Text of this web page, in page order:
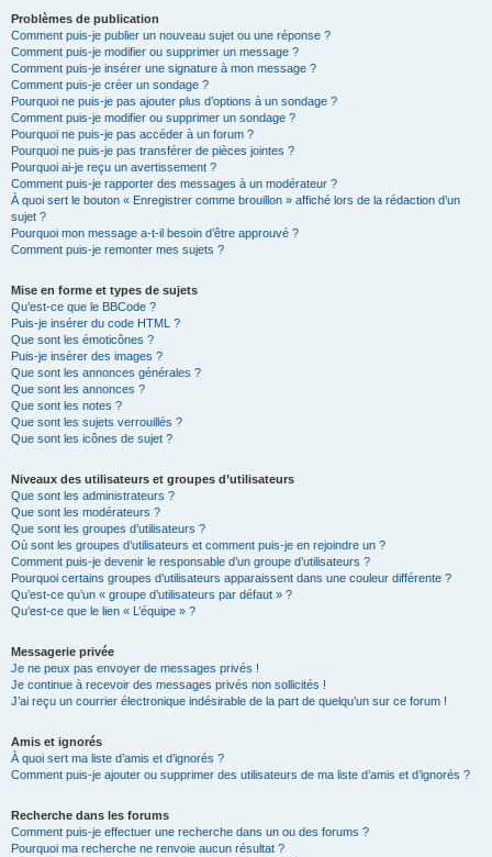
Problèmes de publication
Comment puis-je publier un nouveau sujet ou une réponse ?
Comment puis-je modifier ou supprimer un message ?
Comment puis-je insérer une signature à mon message ?
Comment puis-je créer un sondage ?
Pourquoi ne puis-je pas ajouter plus d’options à un sondage ?
Comment puis-je modifier ou supprimer un sondage ?
Pourquoi ne puis-je pas accéder à un forum ?
Pourquoi ne puis-je pas transférer de pièces jointes ?
Pourquoi ai-je reçu un avertissement ?
Comment puis-je rapporter des messages à un modérateur ?
À quoi sert le bouton « Enregistrer comme brouillon » affiché lors de la rédaction d’un
sujet ?
Pourquoi mon message a-t-il besoin d’être approuvé ?
Comment puis-je remonter mes sujets ?
Mise en forme et types de sujets
Qu’est-ce que le BBCode ?
Puis-je insérer du code HTML ?
Que sont les émoticônes ?
Puis-je insérer des images ?
Que sont les annonces générales ?
Que sont les annonces ?
Que sont les notes ?
Que sont les sujets verrouillés ?
Que sont les icônes de sujet ?
Niveaux des utilisateurs et groupes d’utilisateurs
Que sont les administrateurs ?
Que sont les modérateurs ?
Que sont les groupes d’utilisateurs ?
Où sont les groupes d’utilisateurs et comment puis-je en rejoindre un ?
Comment puis-je devenir le responsable d’un groupe d’utilisateurs ?
Pourquoi certains groupes d’utilisateurs apparaissent dans une couleur différente ?
Qu’est-ce qu’un « groupe d’utilisateurs par défaut » ?
Qu’est-ce que le lien « L’équipe » ?
Messagerie privée
Je ne peux pas envoyer de messages privés !
Je continue à recevoir des messages privés non sollicités !
J’ai reçu un courrier électronique indésirable de la part de quelqu’un sur ce forum !
Amis et ignorés
À quoi sert ma liste d’amis et d’ignorés ?
Comment puis-je ajouter ou supprimer des utilisateurs de ma liste d’amis et d’ignorés ?
Recherche dans les forums
Comment puis-je effectuer une recherche dans un ou des forums ?
Pourquoi ma recherche ne renvoie aucun résultat ?